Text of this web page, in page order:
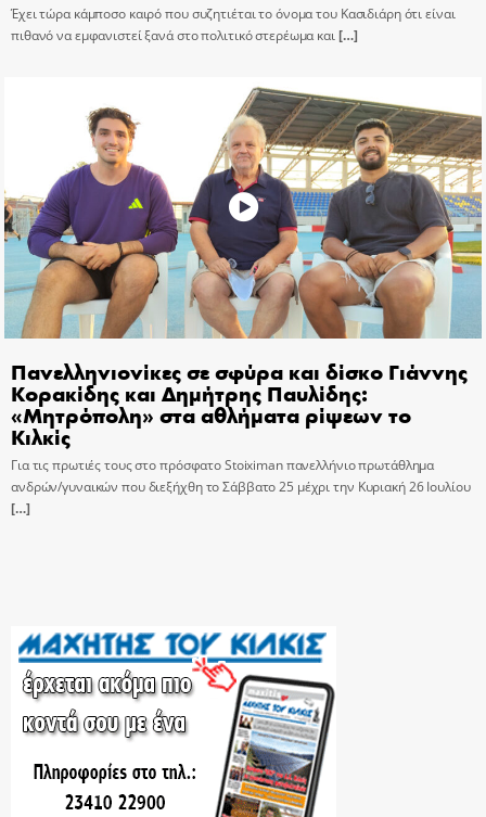
Έχει τώρα κάμποσο καιρό που συζητιέται το όνομα του Κασιδιάρη ότι είναι
πιθανό να εμφανιστεί ξανά στο πολιτικό στερέωμα και[…]
Πανελληνιονίκες σε σφύρα και δίσκο Γιάννης
Κορακίδης και Δημήτρης Παυλίδης:
«Μητρόπολη» στα αθλήματα ρίψεων το
Κιλκίς
Για τις πρωτιές τους στο πρόσφατο Stoiximan πανελλήνιο πρωτάθλημα
ανδρών/γυναικών που διεξήχθη το Σάββατο 25 μέχρι την Κυριακή 26 Ιουλίου
[…]